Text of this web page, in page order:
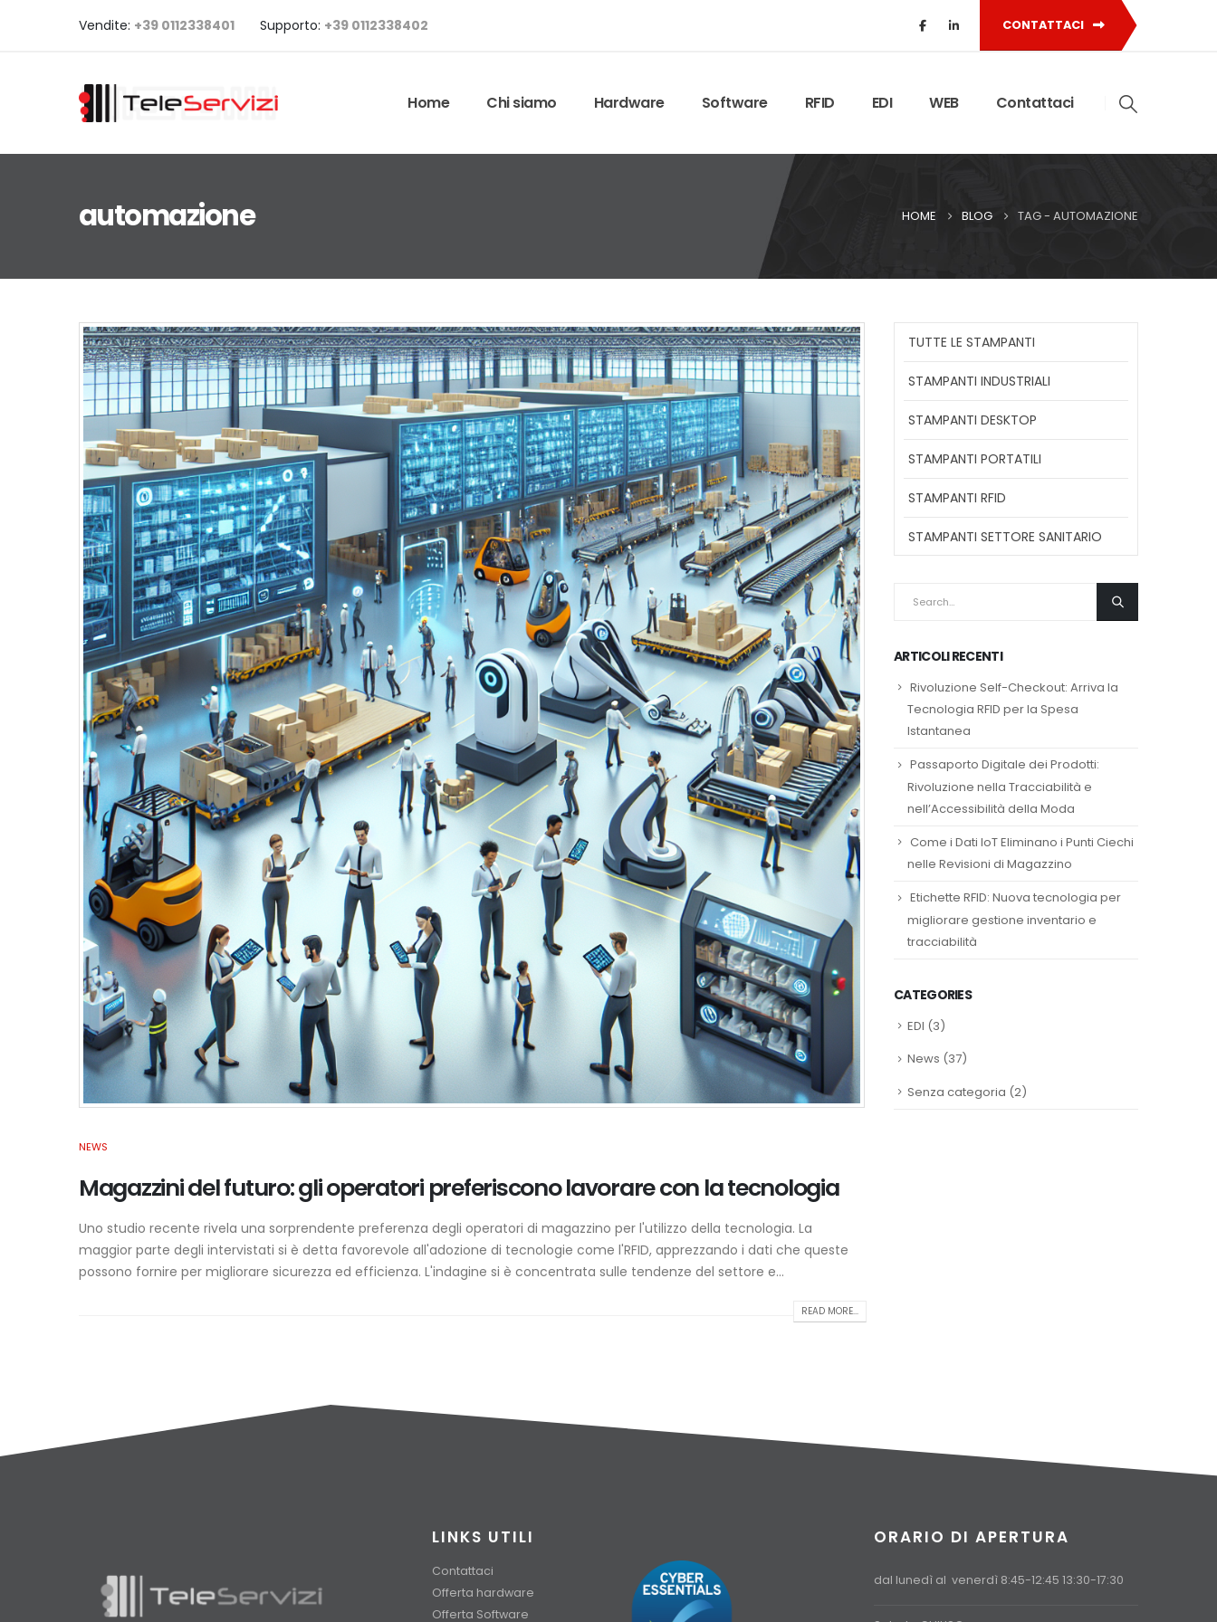
Vendite: +39 0112338401 Supporto: +39 0112338402 CONTATTACI
Home Chi siamo Hardware Software RFID EDI WEB Contattaci
automazione HOME BLOG TAG - AUTOMAZIONE
NEWS
Magazzini del futuro: gli operatori preferiscono lavorare con la tecnologia
Uno studio recente rivela una sorprendente preferenza degli operatori di magazzino per l'utilizzo della tecnologia. La
maggior parte degli intervistati si è detta favorevole all'adozione di tecnologie come l'RFID, apprezzando i dati che queste
possono fornire per migliorare sicurezza ed efficienza. L'indagine si è concentrata sulle tendenze del settore e...
READ MORE...
TUTTE LE STAMPANTI
STAMPANTI INDUSTRIALI
STAMPANTI DESKTOP
STAMPANTI PORTATILI
STAMPANTI RFID
STAMPANTI SETTORE SANITARIO
ARTICOLI RECENTI
Rivoluzione Self-Checkout: Arriva la
Tecnologia RFID per la Spesa
Istantanea
Passaporto Digitale dei Prodotti:
Rivoluzione nella Tracciabilità e
nell’Accessibilità della Moda
Come i Dati IoT Eliminano i Punti Ciechi
nelle Revisioni di Magazzino
Etichette RFID: Nuova tecnologia per
migliorare gestione inventario e
tracciabilità
CATEGORIES
EDI (3)
News (37)
Senza categoria (2)
LINKS UTILI
Contattaci
Offerta hardware
Offerta Software
ORARIO DI APERTURA
dal lunedì al venerdì 8:45-12:45 13:30-17:30